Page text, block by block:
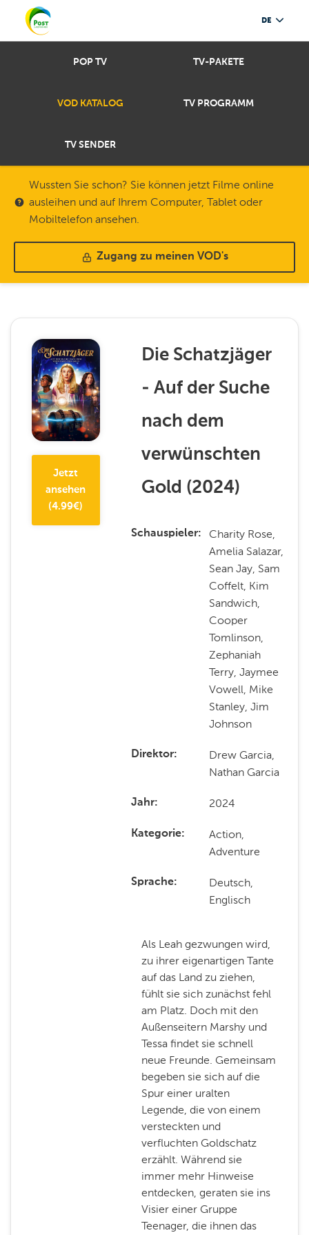
DE
POP TV TV-PAKETE
VOD KATALOG TV PROGRAMM
TV SENDER
Wussten Sie schon? Sie können jetzt Filme online
ausleihen und auf Ihrem Computer, Tablet oder
Mobiltelefon ansehen.
Zugang zu meinen VOD's
Jetzt
ansehen
(4.99€)
Die Schatzjäger
- Auf der Suche
nach dem
verwünschten
Gold (2024)
Schauspieler
Charity Rose,
Amelia Salazar,
Sean Jay, Sam
Coffelt, Kim
Sandwich,
Cooper
Tomlinson,
Zephaniah
Terry, Jaymee
Vowell, Mike
Stanley, Jim
Johnson
Direktor
Drew Garcia,
Nathan Garcia
Jahr 2024
Kategorie
Action,
Adventure
Sprache
Deutsch,
Englisch
Als Leah gezwungen wird,
zu ihrer eigenartigen Tante
auf das Land zu ziehen,
fühlt sie sich zunächst fehl
am Platz. Doch mit den
Außenseitern Marshy und
Tessa findet sie schnell
neue Freunde. Gemeinsam
begeben sie sich auf die
Spur einer uralten
Legende, die von einem
versteckten und
verfluchten Goldschatz
erzählt. Während sie
immer mehr Hinweise
entdecken, geraten sie ins
Visier einer Gruppe
Teenager, die ihnen das